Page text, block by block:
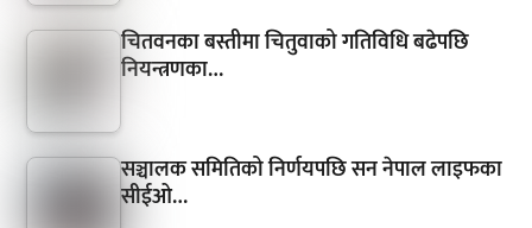
चितवनका बस्तीमा चितुवाको गतिविधि बढेपछि
नियन्त्रणका…
सञ्चालक समितिको निर्णयपछि सन नेपाल लाइफका
सीईओ…